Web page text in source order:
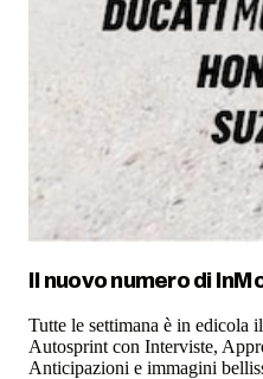
Il nuovo numero di
Tutte le settimana è in edicola
Autosprint con Interviste,
Anticipazioni e immagini